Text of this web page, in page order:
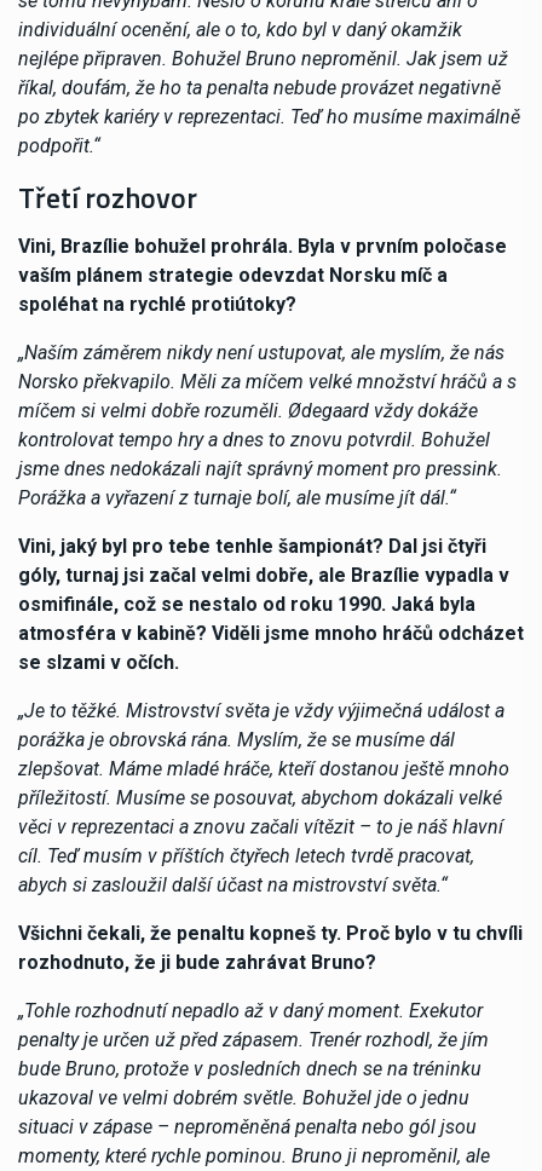
individuální ocenění, ale o to, kdo byl v daný okamžik
nejlépe připraven. Bohužel Bruno neproměnil. Jak jsem už
říkal, doufám, že ho ta penalta nebude provázet negativně
po zbytek kariéry v reprezentaci. Teď ho musíme maximálně
podpořit.“
Třetí rozhovor
Vini, Brazílie bohužel prohrála. Byla v prvním poločase
vaším plánem strategie odevzdat Norsku míč a
spoléhat na rychlé protiútoky?
„Naším záměrem nikdy není ustupovat, ale myslím, že nás
Norsko překvapilo. Měli za míčem velké množství hráčů a s
míčem si velmi dobře rozuměli. Ødegaard vždy dokáže
kontrolovat tempo hry a dnes to znovu potvrdil. Bohužel
jsme dnes nedokázali najít správný moment pro pressink.
Porážka a vyřazení z turnaje bolí, ale musíme jít dál.“
Vini, jaký byl pro tebe tenhle šampionát? Dal jsi čtyři
góly, turnaj jsi začal velmi dobře, ale Brazílie vypadla v
osmifinále, což se nestalo od roku 1990. Jaká byla
atmosféra v kabině? Viděli jsme mnoho hráčů odcházet
se slzami v očích.
„Je to těžké. Mistrovství světa je vždy výjimečná událost a
porážka je obrovská rána. Myslím, že se musíme dál
zlepšovat. Máme mladé hráče, kteří dostanou ještě mnoho
příležitostí. Musíme se posouvat, abychom dokázali velké
věci v reprezentaci a znovu začali vítězit – to je náš hlavní
cíl. Teď musím v příštích čtyřech letech tvrdě pracovat,
abych si zasloužil další účast na mistrovství světa.“
Všichni čekali, že penaltu kopneš ty. Proč bylo v tu chvíli
rozhodnuto, že ji bude zahrávat Bruno?
„Tohle rozhodnutí nepadlo až v daný moment. Exekutor
penalty je určen už před zápasem. Trenér rozhodl, že jím
bude Bruno, protože v posledních dnech se na tréninku
ukazoval ve velmi dobrém světle. Bohužel jde o jednu
situaci v zápase – neproměněná penalta nebo gól jsou
momenty, které rychle pominou. Bruno ji neproměnil, ale